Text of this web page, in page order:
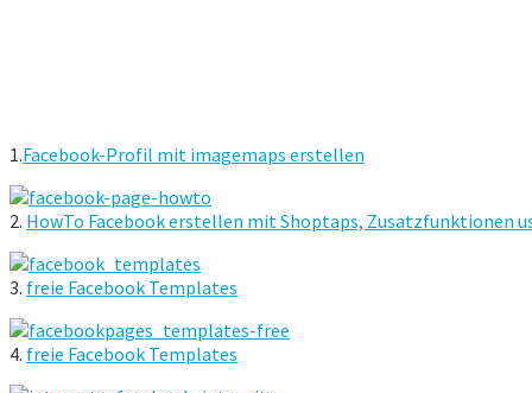
1.Facebook-Profil mit imagemaps erstellen
2. HowTo Facebook erstellen mit Shoptaps, Zusatzfunktionen
3. freie Facebook Templates
4. freie Facebook Templates